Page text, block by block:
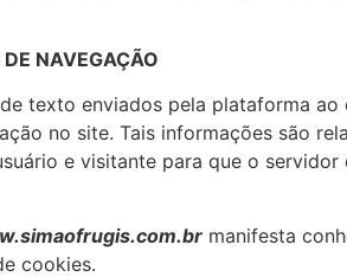
NAVEGAÇÃO
texto enviados pela plataforma
no site. Tais informações são
e visitante para que o
manifesta
cookies.